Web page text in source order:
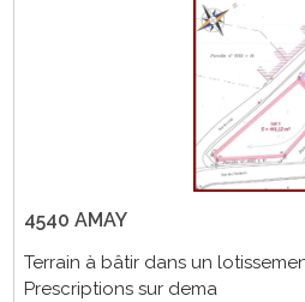
4540 AMAY
Terrain à bâtir dans un
Prescriptions sur dema